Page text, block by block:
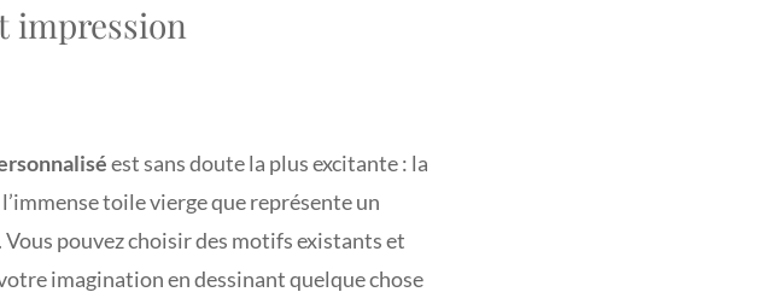
impression
est sans doute la plus excitante : la
toile vierge que représente un
pouvez choisir des motifs existants et
imagination en dessinant quelque chose